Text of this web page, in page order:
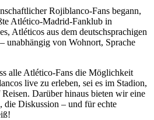
Rojiblanco-Fans begann,
Atlético-Madrid-Fanklub in
Atléticos aus dem deutschsprachigen
unabhängig von Wohnort, Sprache
alle Atlético-Fans die Möglichkeit
live zu erleben, sei es im Stadion,
Darüber hinaus bieten wir eine
die Diskussion – und für echte